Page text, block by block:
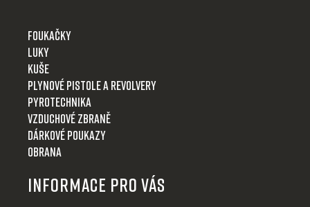
Foukačky
Luky
Kuše
Plynové pistole a revolvery
Pyrotechnika
Vzduchové zbraně
Dárkové poukazy
Obrana
Informace pro Vás